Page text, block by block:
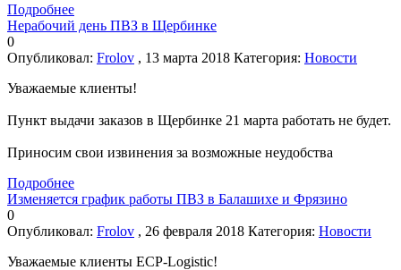
Подробнее
Нерабочий день ПВЗ в Щербинке
0
Опубликовал: Frolov , 13 марта 2018 Категория: Новости
Уважаемые клиенты!
Пункт выдачи заказов в Щербинке 21 марта работать не будет.
Приносим свои извинения за возможные неудобства
Подробнее
Изменяется график работы ПВЗ в Балашихе и Фрязино
0
Опубликовал: Frolov , 26 февраля 2018 Категория: Новости
Уважаемые клиенты ECP-Logistic!